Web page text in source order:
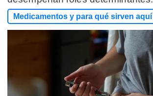
Medicamentos y para qué sirven aquí